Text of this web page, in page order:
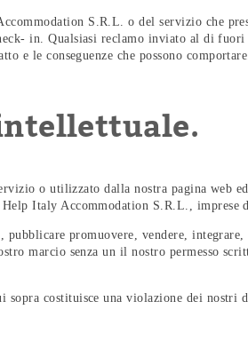
S.R.L. o del servizio che
in. Qualsiasi reclamo inviato al di
e le conseguenze che possono comportare.
o utilizzato dalla nostra pagina web
Italy Accommodation S.R.L., imprese
promuovere, vendere,
marcio senza un il nostro permesso
sopra costituisce una violazione dei